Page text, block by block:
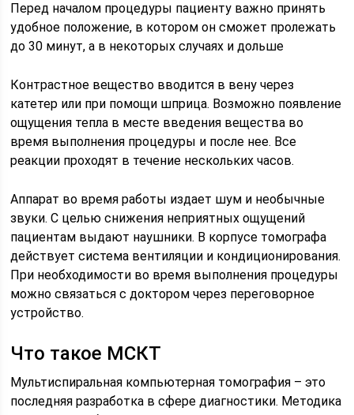
Перед началом процедуры пациенту важно принять
удобное положение, в котором он сможет пролежать
до 30 минут, а в некоторых случаях и дольше
Контрастное вещество вводится в вену через
катетер или при помощи шприца. Возможно появление
ощущения тепла в месте введения вещества во
время выполнения процедуры и после нее. Все
реакции проходят в течение нескольких часов.
Аппарат во время работы издает шум и необычные
звуки. С целью снижения неприятных ощущений
пациентам выдают наушники. В корпусе томографа
действует система вентиляции и кондиционирования.
При необходимости во время выполнения процедуры
можно связаться с доктором через переговорное
устройство.
Что такое МСКТ
Мультиспиральная компьютерная томография – это
последняя разработка в сфере диагностики. Методика